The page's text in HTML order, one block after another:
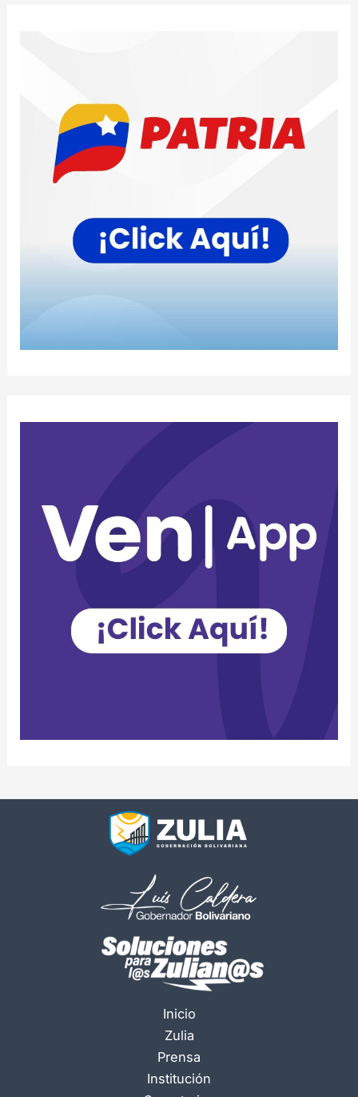
Inicio
Zulia
Prensa
Institución